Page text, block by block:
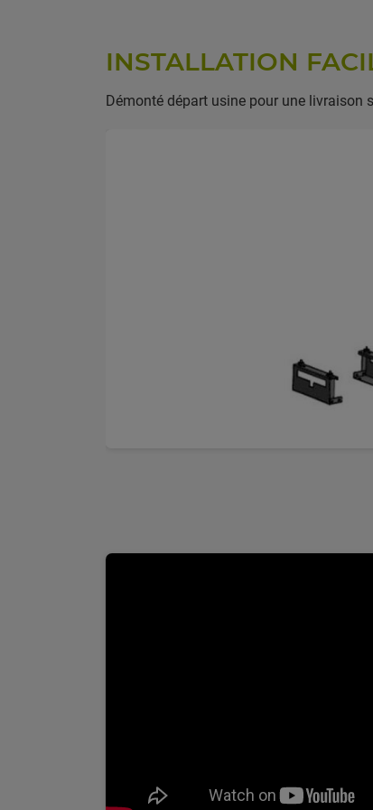
INSTALLATION
Démonté départ usine pour une livraison